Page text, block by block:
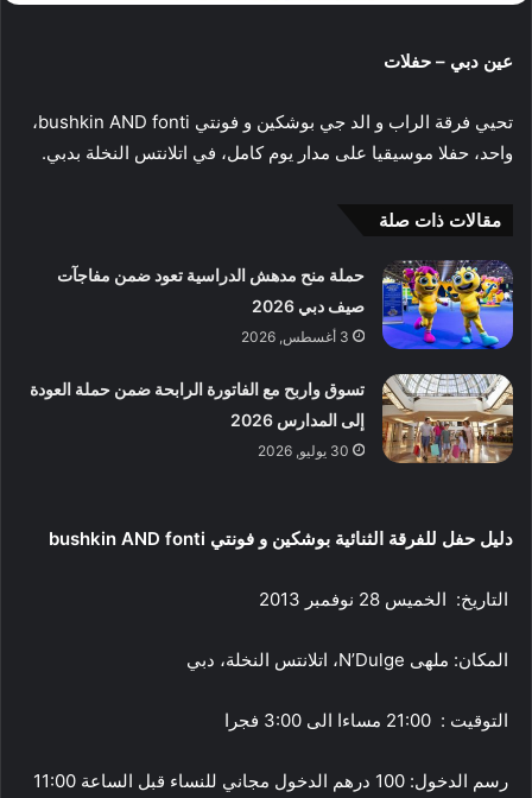
عين دبي – حفلات
تحيي فرقة الراب و الد جي بوشكين و فونتي bushkin AND fonti،
واحد، حفلا موسيقيا على مدار يوم كامل، في اتلانتس النخلة بدبي.
مقالات ذات صلة
حملة منح مدهش الدراسية تعود ضمن مفاجآت
صيف دبي 2026
3 أغسطس, 2026
تسوق واربح مع الفاتورة الرابحة ضمن حملة العودة
إلى المدارس 2026
30 يوليو, 2026
دليل حفل للفرقة الثنائية بوشكين و فونتي bushkin AND fonti
التاريخ: الخميس 28 نوفمبر 2013
المكان: ملهى N’Dulge، اتلانتس النخلة، دبي
التوقيت : 21:00 مساءا الى 3:00 فجرا
رسم الدخول: 100 درهم الدخول مجاني للنساء قبل الساعة
11:00